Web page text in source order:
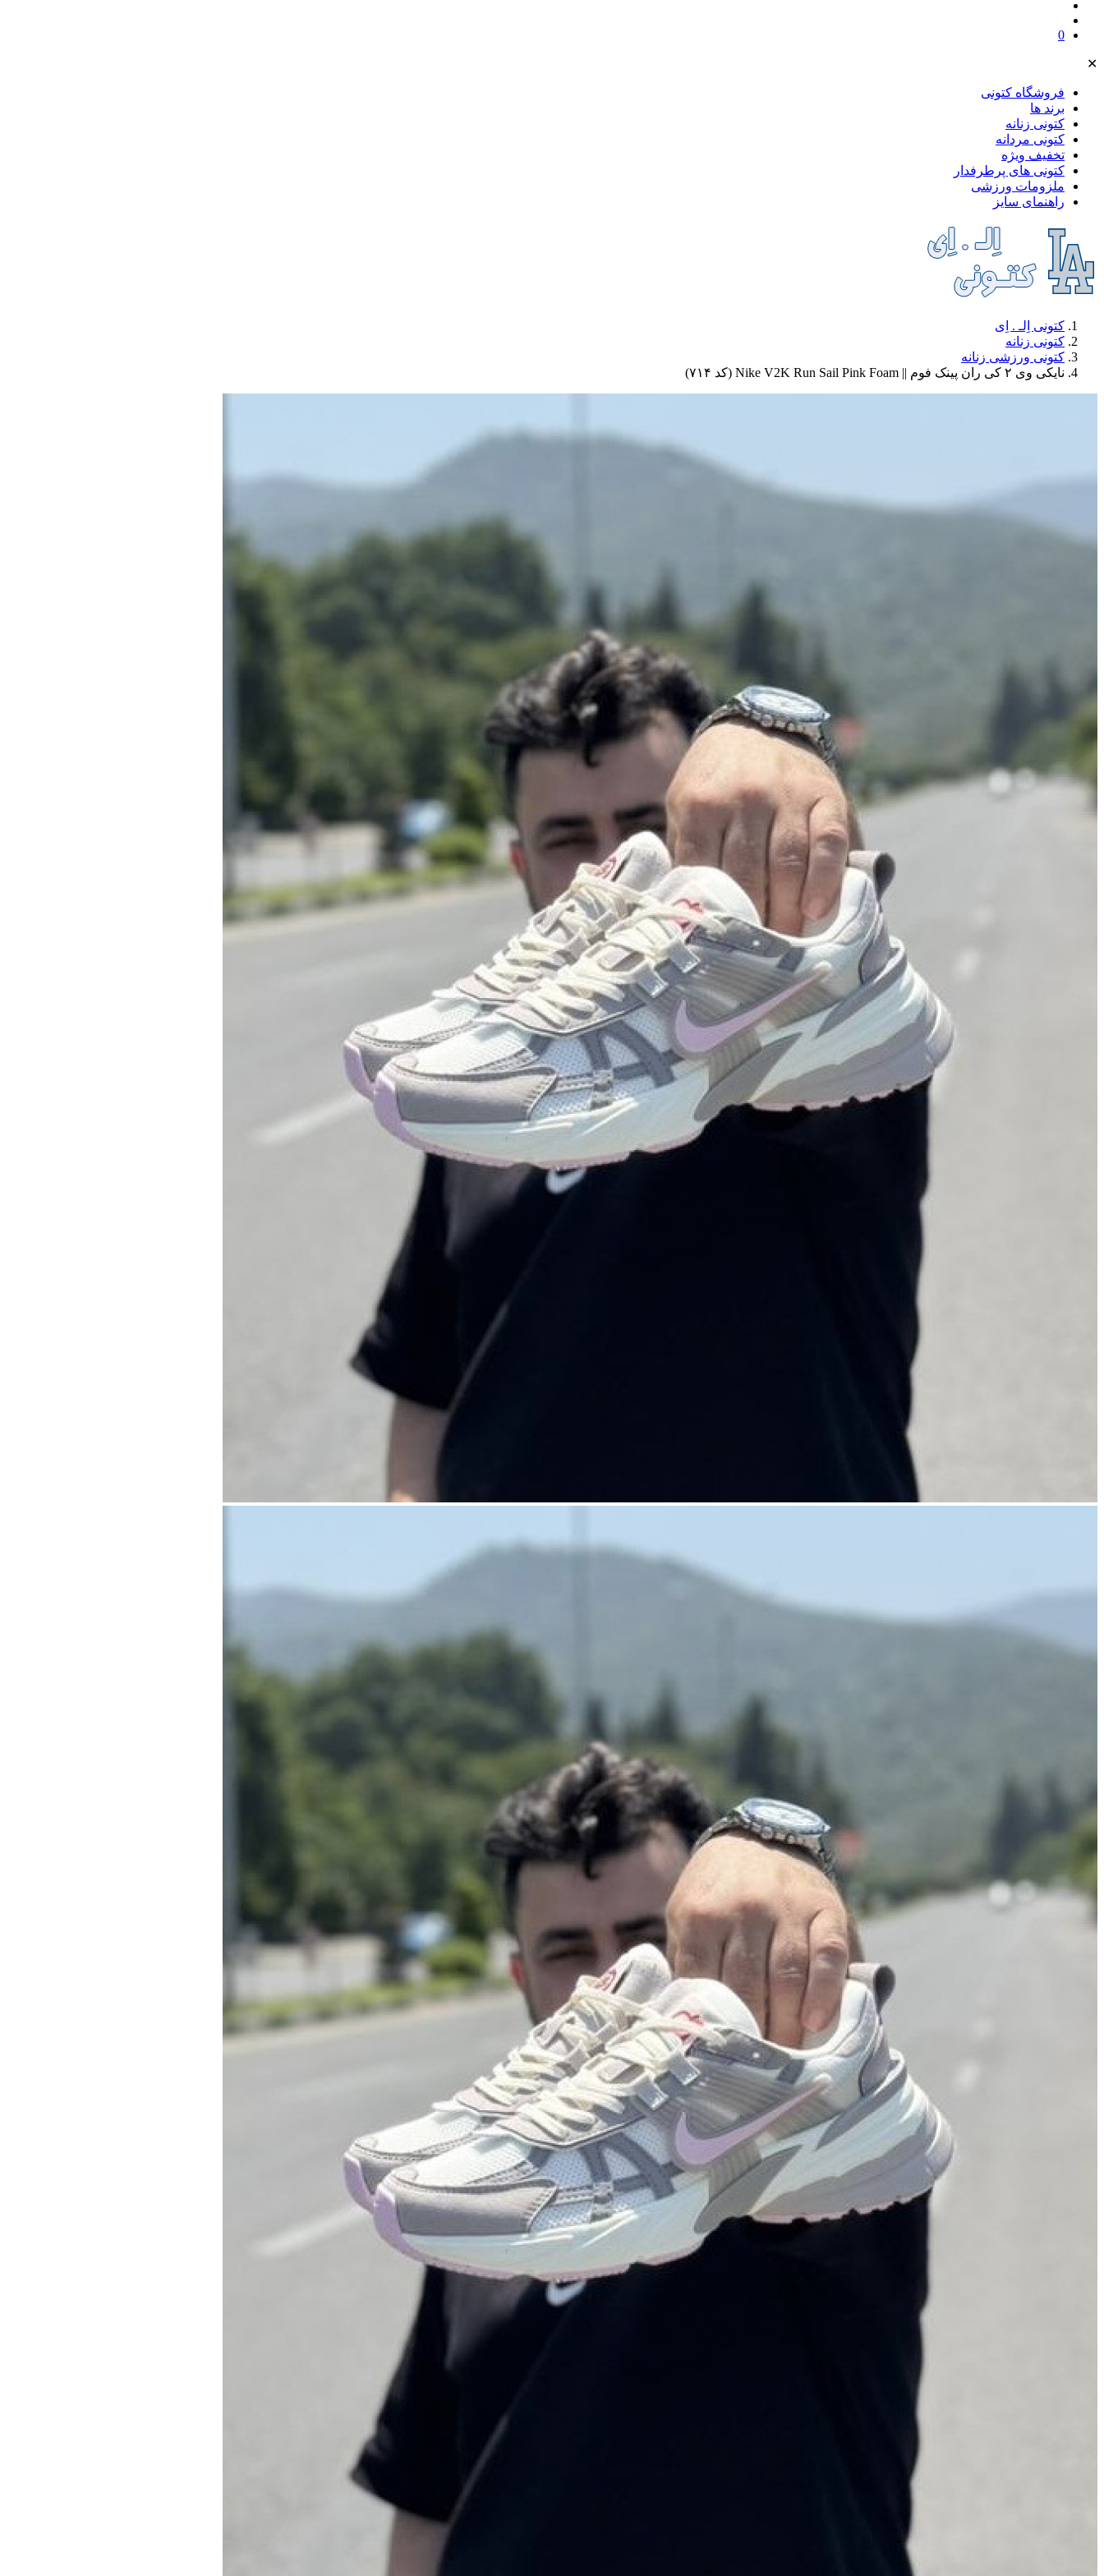
0
✕
فروشگاه کتونی
برند ها
کتونی زنانه
کتونی مردانه
تخفیف ویژه
کتونی های پرطرفدار
ملز‌ومات ورزشی
راهنمای سایز
کتونی اِلـ . اِی
کتونی زنانه
کتونی ورزشی زنانه
نایکی وی ۲ کی ران پینک فوم || Nike V2K Run Sail Pink Foam (کد ۷۱۴)